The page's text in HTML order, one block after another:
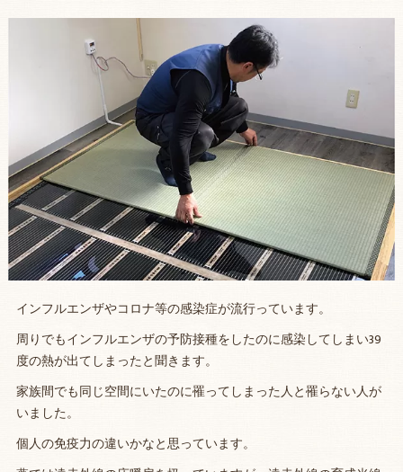
インフルエンザやコロナ等の感染症が流行っています。
周りでもインフルエンザの予防接種をしたのに感染してしまい39
度の熱が出てしまったと聞きます。
家族間でも同じ空間にいたのに罹ってしまった人と罹らない人が
いました。
個人の免疫力の違いかなと思っています。